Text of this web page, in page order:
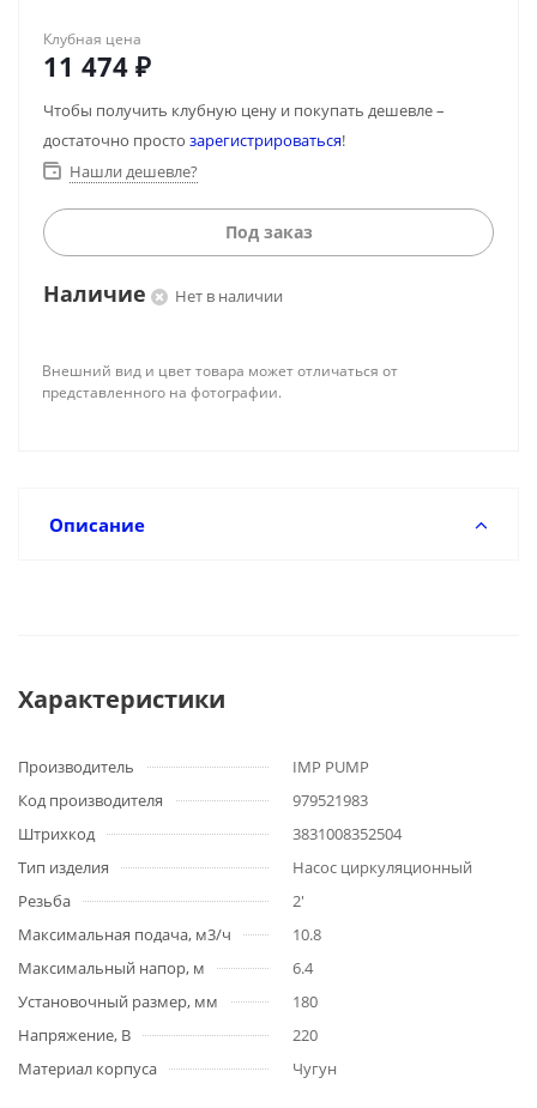
Клубная цена
11 474 ₽
Чтобы получить клубную цену и покупать дешевле –
достаточно просто зарегистрироваться!
Нашли дешевле?
Под заказ
Наличие Нет в наличии
Внешний вид и цвет товара может отличаться от
представленного на фотографии.
Описание
Характеристики
Производитель
IMP PUMP
Код производителя
979521983
Штрихкод
3831008352504
Тип изделия
Насос циркуляционный
Резьба
2'
Максимальная подача, м3/ч
10.8
Максимальный напор, м
6.4
Установочный размер, мм
180
Напряжение, В
220
Материал корпуса
Чугун